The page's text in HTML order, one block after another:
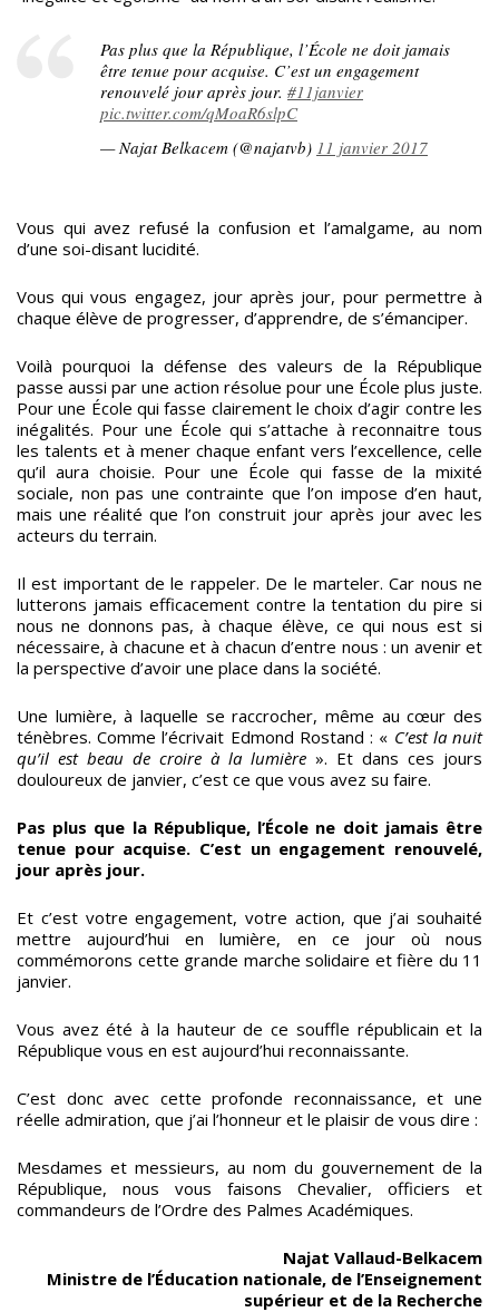
Pas plus que la République, l’École ne doit jamais
être tenue pour acquise. C’est un engagement
renouvelé jour après jour. #11janvier
pic.twitter.com/qMoaR6slpC
— Najat Belkacem (@najatvb) 11 janvier 2017
Vous qui avez refusé la confusion et l’amalgame, au nom
d’une soi-disant lucidité.
Vous qui vous engagez, jour après jour, pour permettre à
chaque élève de progresser, d’apprendre, de s’émanciper.
Voilà pourquoi la défense des valeurs de la République
passe aussi par une action résolue pour une École plus juste.
Pour une École qui fasse clairement le choix d’agir contre les
inégalités. Pour une École qui s’attache à reconnaitre tous
les talents et à mener chaque enfant vers l’excellence, celle
qu’il aura choisie. Pour une École qui fasse de la mixité
sociale, non pas une contrainte que l’on impose d’en haut,
mais une réalité que l’on construit jour après jour avec les
acteurs du terrain.
Il est important de le rappeler. De le marteler. Car nous ne
lutterons jamais efficacement contre la tentation du pire si
nous ne donnons pas, à chaque élève, ce qui nous est si
nécessaire, à chacune et à chacun d’entre nous : un avenir et
la perspective d’avoir une place dans la société.
Une lumière, à laquelle se raccrocher, même au cœur des
ténèbres. Comme l’écrivait Edmond Rostand : « C’est la nuit
qu’il est beau de croire à la lumière ». Et dans ces jours
douloureux de janvier, c’est ce que vous avez su faire.
Pas plus que la République, l’École ne doit jamais être
tenue pour acquise. C’est un engagement renouvelé,
jour après jour.
Et c’est votre engagement, votre action, que j’ai souhaité
mettre aujourd’hui en lumière, en ce jour où nous
commémorons cette grande marche solidaire et fière du 11
janvier.
Vous avez été à la hauteur de ce souffle républicain et la
République vous en est aujourd’hui reconnaissante.
C’est donc avec cette profonde reconnaissance, et une
réelle admiration, que j’ai l’honneur et le plaisir de vous dire :
Mesdames et messieurs, au nom du gouvernement de la
République, nous vous faisons Chevalier, officiers et
commandeurs de l’Ordre des Palmes Académiques.
Najat Vallaud-Belkacem
Ministre de l’Éducation nationale, de l’Enseignement
supérieur et de la Recherche